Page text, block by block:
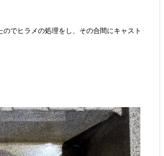
でヒラメの処理をし、その合間にキャスト